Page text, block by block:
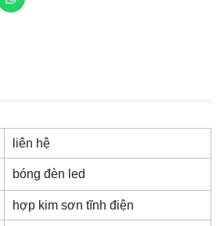
liên hệ
bóng đèn led
hợp kim sơn tĩnh điện